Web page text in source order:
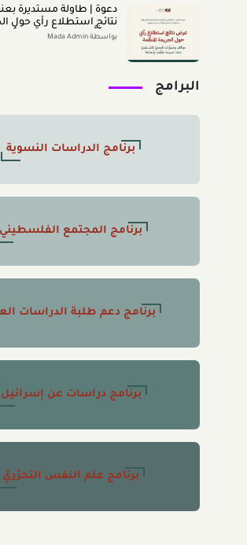
دعوة |
نتائج استطلاع رأي حول
المنظَّمة- مواقف
بواسطة Mada Admin
البرامج
برنامج الدراسات النسوية
برنامج المجتمع الفلسطيني
برنامج دعم طلبة الدراسات
برنامج دراسات عن إسرائيل
برنامج علم النفس التحرّريّ